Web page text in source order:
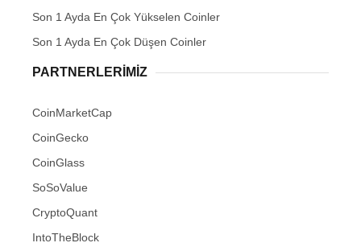
Son 1 Ayda En Çok Yükselen Coinler
Son 1 Ayda En Çok Düşen Coinler
PARTNERLERIMIZ
CoinMarketCap
CoinGecko
CoinGlass
SoSoValue
CryptoQuant
IntoTheBlock